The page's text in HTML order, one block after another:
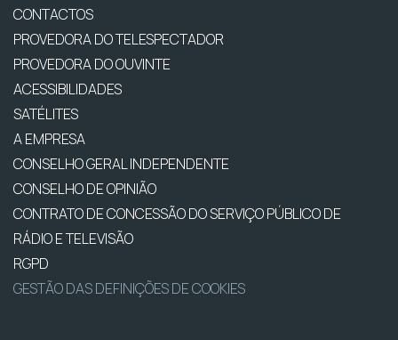
CONTACTOS
PROVEDORA DO TELESPECTADOR
PROVEDORA DO OUVINTE
ACESSIBILIDADES
SATÉLITES
A EMPRESA
CONSELHO GERAL INDEPENDENTE
CONSELHO DE OPINIÃO
CONTRATO DE CONCESSÃO DO SERVIÇO PÚBLICO DE
RÁDIO E TELEVISÃO
RGPD
GESTÃO DAS DEFINIÇÕES DE COOKIES